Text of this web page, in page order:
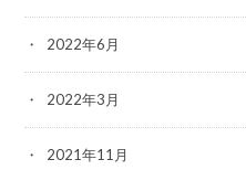
2022年6月
2022年3月
2021年11月